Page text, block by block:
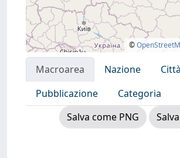
©
Macroarea Nazione
Città
Pubblicazione
Categoria
Salva come PNG